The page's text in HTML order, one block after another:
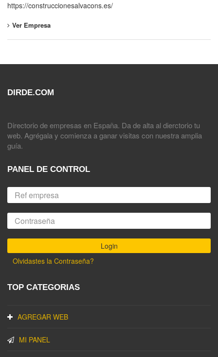
https://construccionesalvacons.es/
Ver Empresa
DIRDE.COM
Directorio de empresas en España. Da de alta al dierctorio tu
web. Agrégala y comienza a ganar visitas con nuestra amplia
guía.
PANEL DE CONTROL
Olvidastes la Contraseña?
TOP CATEGORIAS
AGREGAR WEB
MI PANEL